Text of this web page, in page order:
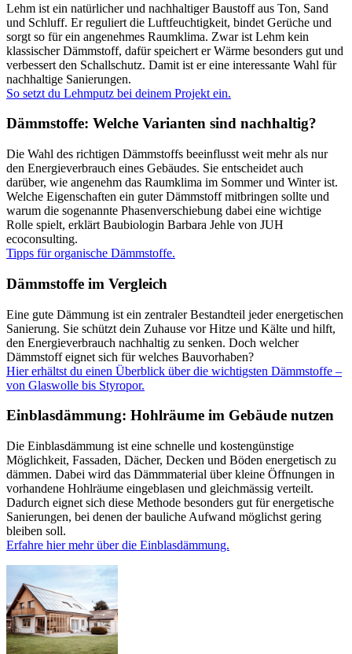
Lehm ist ein natürlicher und nachhaltiger Baustoff aus Ton, Sand
und Schluff. Er reguliert die Luftfeuchtigkeit, bindet Gerüche und
sorgt so für ein angenehmes Raumklima. Zwar ist Lehm kein
klassischer Dämmstoff, dafür speichert er Wärme besonders gut und
verbessert den Schallschutz. Damit ist er eine interessante Wahl für
nachhaltige Sanierungen.
So setzt du Lehmputz bei deinem Projekt ein.
Dämmstoffe: Welche Varianten sind nachhaltig?
Die Wahl des richtigen Dämmstoffs beeinflusst weit mehr als nur
den Energieverbrauch eines Gebäudes. Sie entscheidet auch
darüber, wie angenehm das Raumklima im Sommer und Winter ist.
Welche Eigenschaften ein guter Dämmstoff mitbringen sollte und
warum die sogenannte Phasenverschiebung dabei eine wichtige
Rolle spielt, erklärt Baubiologin Barbara Jehle von JUH
ecoconsulting.
Tipps für organische Dämmstoffe.
Dämmstoffe im Vergleich
Eine gute Dämmung ist ein zentraler Bestandteil jeder energetischen
Sanierung. Sie schützt dein Zuhause vor Hitze und Kälte und hilft,
den Energieverbrauch nachhaltig zu senken. Doch welcher
Dämmstoff eignet sich für welches Bauvorhaben?
Hier erhältst du einen Überblick über die wichtigsten Dämmstoffe –
von Glaswolle bis Styropor.
Einblasdämmung: Hohlräume im Gebäude nutzen
Die Einblasdämmung ist eine schnelle und kostengünstige
Möglichkeit, Fassaden, Dächer, Decken und Böden energetisch zu
dämmen. Dabei wird das Dämmmaterial über kleine Öffnungen in
vorhandene Hohlräume eingeblasen und gleichmässig verteilt.
Dadurch eignet sich diese Methode besonders gut für energetische
Sanierungen, bei denen der bauliche Aufwand möglichst gering
bleiben soll.
Erfahre hier mehr über die Einblasdämmung.